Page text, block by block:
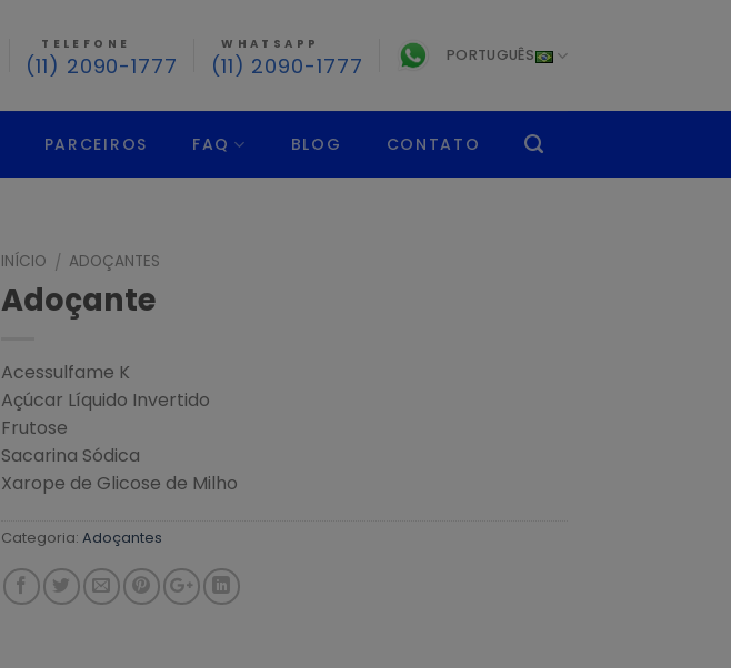
TELEFONE
(11) 2090-1777
WHATSAPP
(11) 2090-1777 PORTUGUÊS
PARCEIROS FAQ BLOG CONTATO
INÍCIO / ADOÇANTES
Adoçante
Acessulfame K
Açúcar Líquido Invertido
Frutose
Sacarina Sódica
Xarope de Glicose de Milho
Categoria: Adoçantes